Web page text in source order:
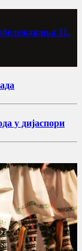
31.
у дијаспори